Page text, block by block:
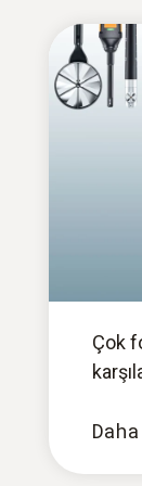
Çok